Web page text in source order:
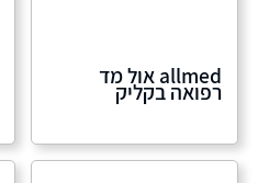
allmed אול מד
רפואה בקליק